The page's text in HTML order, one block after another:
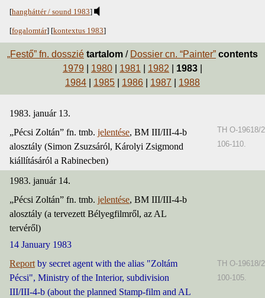
[hangháttér / sound 1983]
[fogalomtár] [kontextus 1983]
„Festő” fn. dosszié tartalom / Dossier cn. “Painter” contents
1979
1980 1981 1982 1983
1984
1985 1986 1987 1988
1983. január 13.
„Pécsi Zoltán” fn. tmb. jelentése, BM III/III-4-b
alosztály (Simon Zsuzsáról, Károlyi Zsigmond
kiállításáról a Rabinecben)
TH O-19618/2
106-110.
1983. január 14.
„Pécsi Zoltán” fn. tmb. jelentése, BM III/III-4-b
alosztály (a tervezett Bélyegfilmről, az AL
tervéről)
14 January 1983
Report by secret agent with the alias "Zoltám
Pécsi", Ministry of the Interior, subdivision
III/III-4-b (about the planned Stamp-film and AL
TH O-19618/2
100-105.